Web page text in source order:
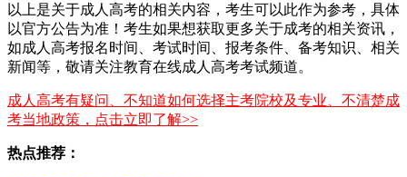
以上是关于成人高考的相关内容，考生可以此作为参考，具体
以官方公告为准！考生如果想获取更多关于成考的相关资讯，
如成人高考报名时间、考试时间、报考条件、备考知识、相关
新闻等，敬请关注教育在线成人高考考试频道。
成人高考有疑问、不知道如何选择主考院校及专业、不清楚成
考当地政策，点击立即了解>>
热点推荐：